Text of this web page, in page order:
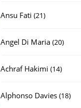
Ansu Fati 2121
Angel Di Maria 2020
Achraf Hakimi 1414
Alphonso Davies 1818